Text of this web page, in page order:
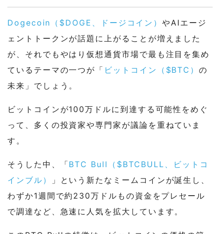
Dogecoin（$DOGE、ドージコイン）やAIエージ
ェントトークンが話題に上がることが増えました
が、それでもやはり仮想通貨市場で最も注目を集め
ているテーマの一つが「 ビットコイン（$BTC）の
未来」でしょう。
ビットコインが100万ドルに到達する可能性をめぐ
って、多くの投資家や専門家が議論を重ねていま
す。
そうした中、「BTC Bull（$BTCBULL、ビットコ
インブル）
」という新たなミームコインが誕生し、
わずか1週間で約230万ドルもの資金をプレセール
で調達など、急速に人気を拡大しています。